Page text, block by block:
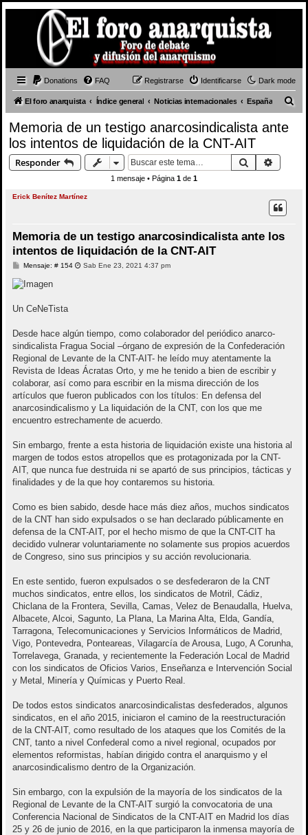
Dark mode
Donations FAQ Identificarse
Registrarse
El foro anarquista Índice general Noticias internacionales España
Memoria de un testigo anarcosindicalista ante
los intentos de liquidación de la CNT-AIT
Responder Buscar
1 mensaje • Página 1 de 1
Erick Benítez Martínez
Memoria de un testigo anarcosindicalista ante los
intentos de liquidación de la CNT-AIT
Mensaje: # 154M Sab Ene 23, 2021 4:37 pm
Un CeNeTista
Desde hace algún tiempo, como colaborador del periódico anarco-
sindicalista Fragua Social –órgano de expresión de la Confederación
Regional de Levante de la CNT-AIT- he leído muy atentamente la
Revista de Ideas Ácratas Orto, y me he tenido a bien de escribir y
colaborar, así como para escribir en la misma dirección de los
artículos que fueron publicados con los títulos: En defensa del
anarcosindicalismo y La liquidación de la CNT, con los que me
encuentro estrechamente de acuerdo.
Sin embargo, frente a esta historia de liquidación existe una historia al
margen de todos estos atropellos que es protagonizada por la CNT-
AIT, que nunca fue destruida ni se apartó de sus principios, tácticas y
finalidades y de la que hoy contaremos su historia.
Como es bien sabido, desde hace más diez años, muchos sindicatos
de la CNT han sido expulsados o se han declarado públicamente en
defensa de la CNT-AIT, por el hecho mismo de que la CNT-CIT ha
decidido vulnerar voluntariamente no solamente sus propios acuerdos
de Congreso, sino sus principios y su acción revolucionaria.
En este sentido, fueron expulsados o se desfederaron de la CNT
muchos sindicatos, entre ellos, los sindicatos de Motril, Cádiz,
Chiclana de la Frontera, Sevilla, Camas, Velez de Benaudalla, Huelva,
Albacete, Alcoi, Sagunto, La Plana, La Marina Alta, Elda, Gandía,
Tarragona, Telecomunicaciones y Servicios Informáticos de Madrid,
Vigo, Pontevedra, Ponteareas, Vilagarcía de Arousa, Lugo, A Corunha,
Torrelavega, Granada, y recientemente la Federación Local de Madrid
con los sindicatos de Oficios Varios, Enseñanza e Intervención Social
y Metal, Minería y Químicas y Puerto Real.
De todos estos sindicatos anarcosindicalistas desfederados, algunos
sindicatos, en el año 2015, iniciaron el camino de la reestructuración
de la CNT-AIT, como resultado de los ataques que los Comités de la
CNT, tanto a nivel Confederal como a nivel regional, ocupados por
elementos reformistas, habían dirigido contra el anarquismo y el
anarcosindicalismo dentro de la Organización.
Sin embargo, con la expulsión de la mayoría de los sindicatos de la
Regional de Levante de la CNT-AIT surgió la convocatoria de una
Conferencia Nacional de Sindicatos de la CNT-AIT en Madrid los días
25 y 26 de junio de 2016, en la que participaron la inmensa mayoría de